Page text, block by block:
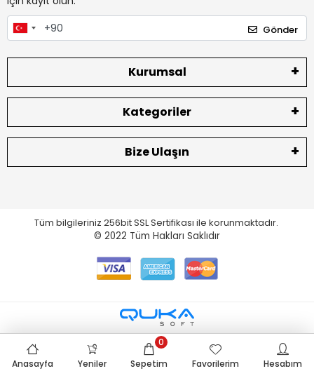
Gönder
Kurumsal
Kategoriler
Bize Ulaşın
Tüm bilgileriniz 256bit SSL Sertifikası ile korunmaktadır.
© 2022 Tüm Hakları Saklıdır
Anasayfa Yeniler Sepetim
0
Favorilerim
Hesabım